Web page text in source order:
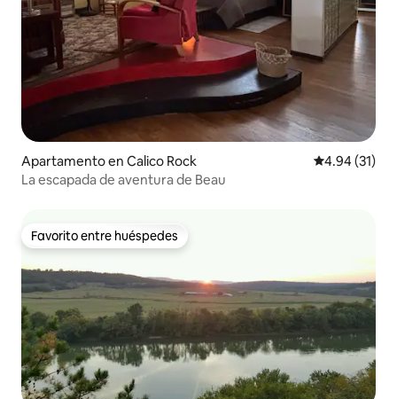
Apartamento en Calico Rock Calificación
4.94 (31)
La escapada de aventura de Beau
Favorito entre huéspedes
Favorito entre huéspedes